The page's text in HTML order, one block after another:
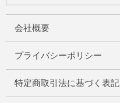
会社概要
プライバシーポリシー
特定商取引法に基づく表記